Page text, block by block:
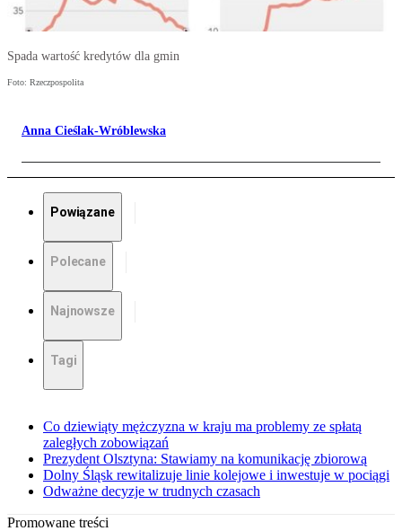
Spada wartość kredytów dla gmin
Foto: Rzeczpospolita
Anna Cieślak-Wróblewska
Powiązane
Polecane
Najnowsze
Tagi
Co dziewiąty mężczyzna w kraju ma problemy ze spłatą
zaległych zobowiązań
Prezydent Olsztyna: Stawiamy na komunikację zbiorową
Dolny Śląsk rewitalizuje linie kolejowe i inwestuje w pociągi
Odważne decyzje w trudnych czasach
Promowane treści